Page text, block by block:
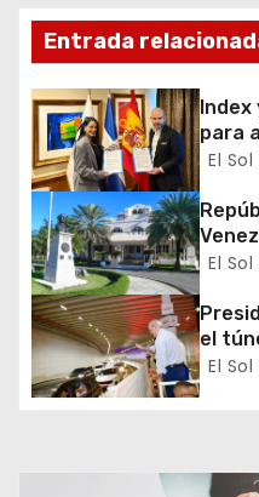
ó
n
d
e
e
n
t
r
Entrada
Index
para
El
El
el
hacia
El